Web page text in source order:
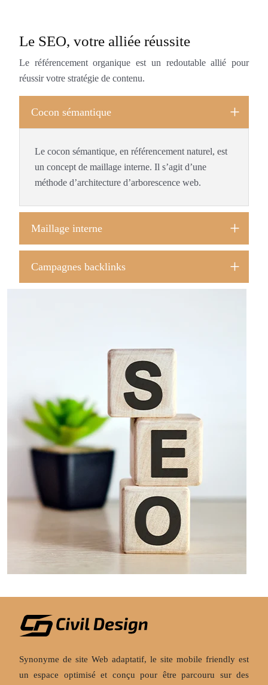
Le SEO, votre alliée réussite
Le référencement organique est un redoutable allié pour
réussir votre stratégie de contenu.
Cocon sémantique
Le cocon sémantique, en référencement naturel, est
un concept de maillage interne. Il s’agit d’une
méthode d’architecture d’arborescence web.
Maillage interne
Campagnes backlinks
Synonyme de site Web adaptatif, le site mobile friendly est
un espace optimisé et conçu pour être parcouru sur des